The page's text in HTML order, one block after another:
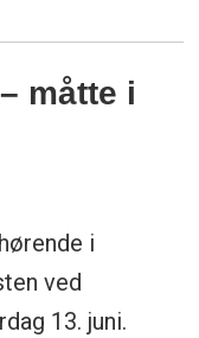
måtte i
i
ved
13. juni.